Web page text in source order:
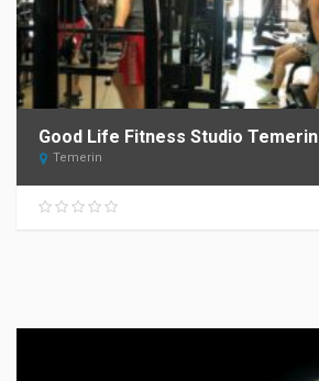
Good Life Fitness Studio Temerin
Temerin